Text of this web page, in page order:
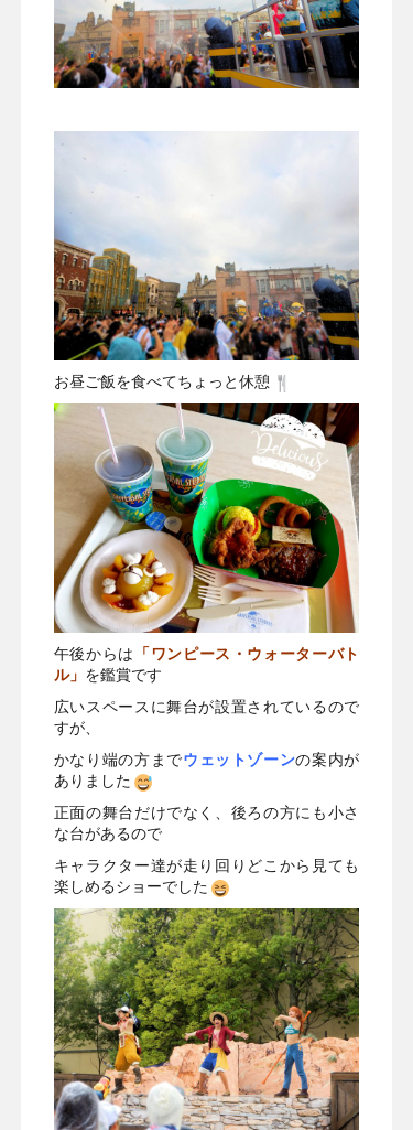
お昼ご飯を食べてちょっと休憩
午後からは 「ワンピース・ウォーターバト
ル」 を鑑賞です
広いスペースに舞台が設置されているので
すが、
かなり端の方までウェットゾーンの案内が
ありました
正面の舞台だけでなく、後ろの方にも小さ
な台があるので
キャラクター達が走り回りどこから見ても
楽しめるショーでした